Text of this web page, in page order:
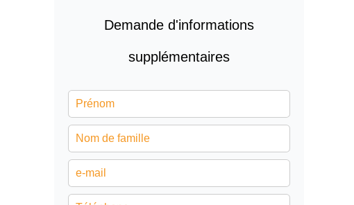
Demande d'informations
supplémentaires